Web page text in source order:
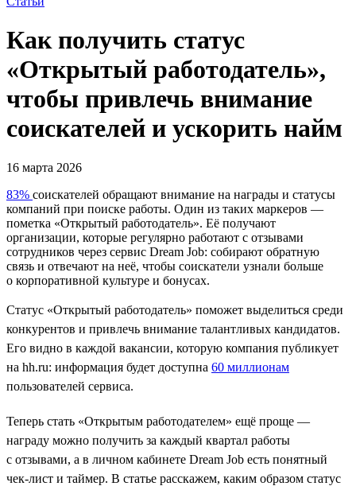
Как получить статус
«Открытый работодатель»,
чтобы привлечь внимание
соискателей и ускорить найм
16 марта 2026
83% соискателей обращают внимание на награды и статусы
компаний при поиске работы. Один из таких маркеров —
пометка «Открытый работодатель». Её получают
организации, которые регулярно работают с отзывами
сотрудников через сервис Dream Job: собирают обратную
связь и отвечают на неё, чтобы соискатели узнали больше
о корпоративной культуре и бонусах.
Статус «Открытый работодатель» поможет выделиться среди
конкурентов и привлечь внимание талантливых кандидатов.
Его видно в каждой вакансии, которую компания публикует
на hh.ru: информация будет доступна 60 миллионам
пользователей сервиса.
Теперь стать «Открытым работодателем» ещё проще —
награду можно получить за каждый квартал работы
с отзывами, а в личном кабинете Dream Job есть понятный
чек-лист и таймер. В статье расскажем, каким образом статус